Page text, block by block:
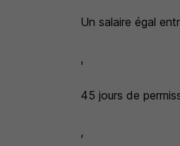
Un salaire égal
,
45 jours de
,